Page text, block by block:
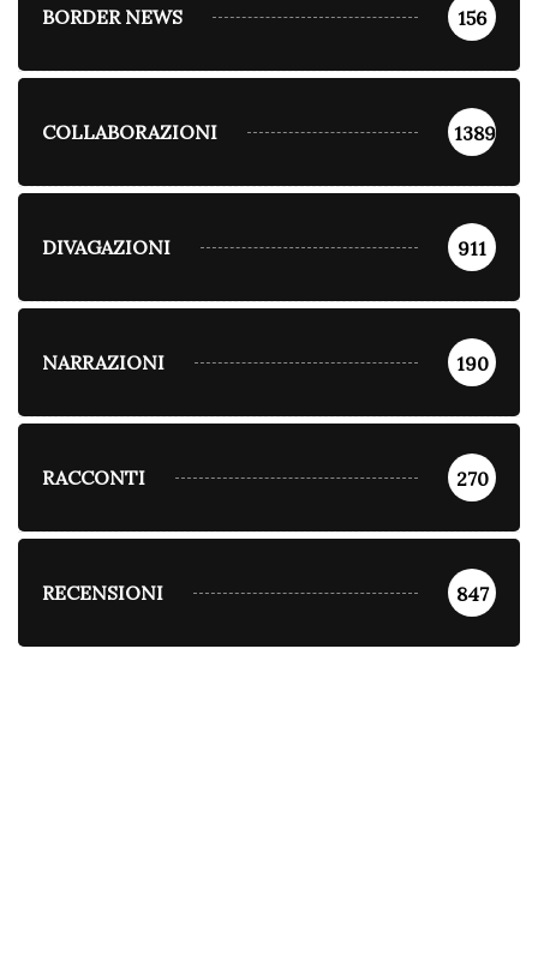
BORDER NEWS 156
COLLABORAZIONI 1389
DIVAGAZIONI 911
NARRAZIONI 190
RACCONTI 270
RECENSIONI 847